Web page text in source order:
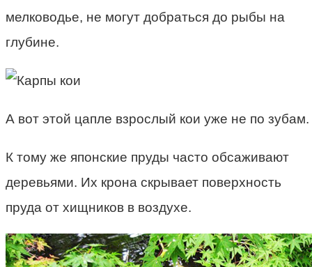
мелководье, не могут добраться до рыбы на
глубине.
А вот этой цапле взрослый кои уже не по зубам.
К тому же японские пруды часто обсаживают
деревьями. Их крона скрывает поверхность
пруда от хищников в воздухе.